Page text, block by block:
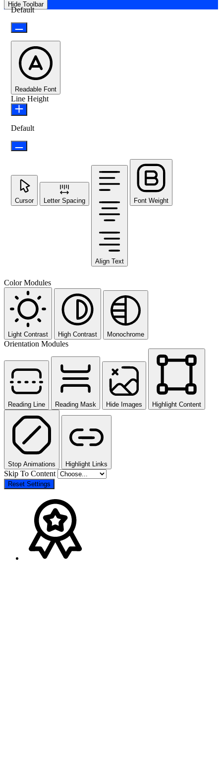
Hide Toolbar
Default
Readable Font
Line Height
Default
Cursor Letter Spacing
Align Text
Font Weight
Color Modules
Light Contrast High Contrast Monochrome
Orientation Modules
Reading Line Reading Mask Hide Images Highlight Content
Stop Animations Highlight Links
Skip To Content
Reset Settings